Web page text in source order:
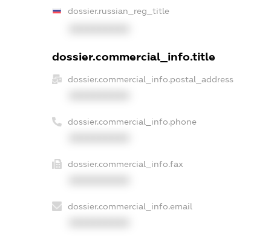
dossier.russian_reg_title
dossier.commercial_info.title
dossier.commercial_info.postal_address
dossier.commercial_info.phone
dossier.commercial_info.fax
dossier.commercial_info.email